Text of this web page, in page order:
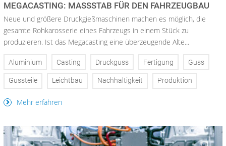
MEGACASTING: MASSSTAB FÜR DEN FAHRZEUGBAU
Neue und größere Druckgießmaschinen machen es möglich, die
gesamte Rohkarosserie eines Fahrzeugs in einem Stück zu
produzieren. Ist das Megacasting eine überzeugende Alte...
Aluminium Casting Druckguss Fertigung Guss
Gussteile Leichtbau Nachhaltigkeit Produktion
Mehr erfahren